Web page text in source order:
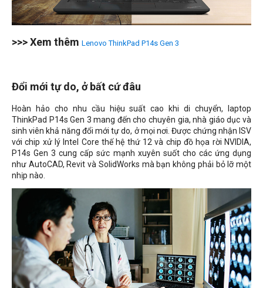
>>> Xem thêm Lenovo ThinkPad P14s Gen 3
Đổi mới tự do, ở bất cứ đâu
Hoàn hảo cho nhu cầu hiệu suất cao khi di chuyển, laptop
ThinkPad P14s Gen 3 mang đến cho chuyên gia, nhà giáo dục và
sinh viên khả năng đổi mới tự do, ở mọi nơi. Được chứng nhận ISV
với chip xử lý Intel Core thế hệ thứ 12 và chip đồ họa rời NVIDIA,
P14s Gen 3 cung cấp sức mạnh xuyên suốt cho các ứng dụng
như AutoCAD, Revit và SolidWorks mà bạn không phải bỏ lỡ một
nhịp nào.